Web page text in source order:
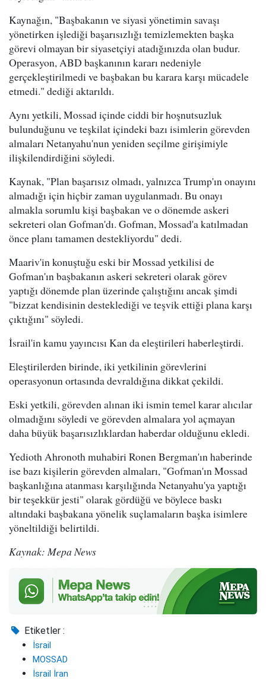
Kaynağın, "Başbakanın ve siyasi yönetimin savaşı
yönetirken işlediği başarısızlığı temizlemekten başka
görevi olmayan bir siyasetçiyi atadığınızda olan budur.
Operasyon, ABD başkanının kararı nedeniyle
gerçekleştirilmedi ve başbakan bu karara karşı mücadele
etmedi." dediği aktarıldı.
Aynı yetkili, Mossad içinde ciddi bir hoşnutsuzluk
bulunduğunu ve teşkilat içindeki bazı isimlerin görevden
almaları Netanyahu'nun yeniden seçilme girişimiyle
ilişkilendirdiğini söyledi.
Kaynak, "Plan başarısız olmadı, yalnızca Trump'ın onayını
almadığı için hiçbir zaman uygulanmadı. Bu onayı
almakla sorumlu kişi başbakan ve o dönemde askeri
sekreteri olan Gofman'dı. Gofman, Mossad'a katılmadan
önce planı tamamen destekliyordu" dedi.
Maariv'in konuştuğu eski bir Mossad yetkilisi de
Gofman'ın başbakanın askeri sekreteri olarak görev
yaptığı dönemde plan üzerinde çalıştığını ancak şimdi
"bizzat kendisinin desteklediği ve teşvik ettiği plana karşı
çıktığını" söyledi.
İsrail'in kamu yayıncısı Kan da eleştirileri haberleştirdi.
Eleştirilerden birinde, iki yetkilinin görevlerini
operasyonun ortasında devraldığına dikkat çekildi.
Eski yetkili, görevden alınan iki ismin temel karar alıcılar
olmadığını söyledi ve görevden almalara yol açmayan
daha büyük başarısızlıklardan haberdar olduğunu ekledi.
Yedioth Ahronoth muhabiri Ronen Bergman'ın haberinde
ise bazı kişilerin görevden almaları, "Gofman'ın Mossad
başkanlığına atanması karşılığında Netanyahu'ya yaptığı
bir teşekkür jesti" olarak gördüğü ve böylece baskı
altındaki başbakana yönelik suçlamaların başka isimlere
yöneltildiği belirtildi.
Kaynak: Mepa News
Etiketler :
İsrail
MOSSAD
İsrail İran